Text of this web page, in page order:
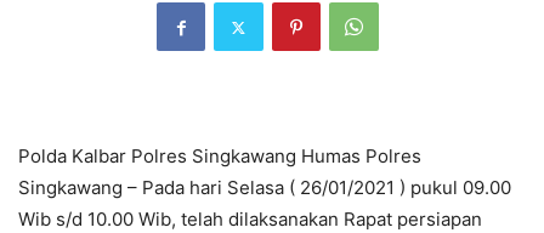
Polda Kalbar Polres Singkawang Humas Polres
Singkawang – Pada hari Selasa ( 26/01/2021 ) pukul 09.00
Wib s/d 10.00 Wib, telah dilaksanakan Rapat persiapan